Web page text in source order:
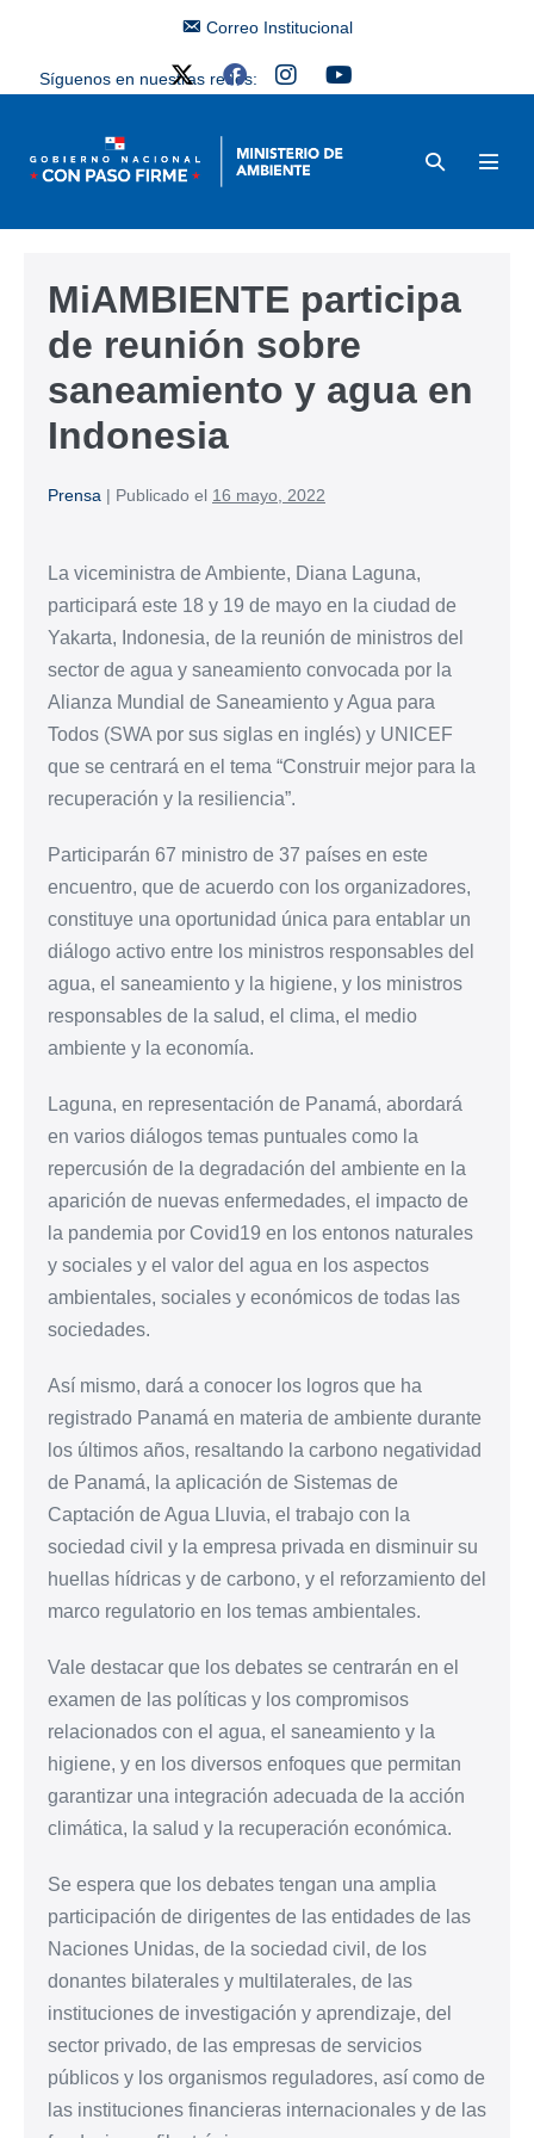
Correo Institucional
Síguenos en nuestras redes:
MiAMBIENTE participa
de reunión sobre
saneamiento y agua en
Indonesia
Prensa | Publicado el 16 mayo, 2022
La viceministra de Ambiente, Diana Laguna,
participará este 18 y 19 de mayo en la ciudad de
Yakarta, Indonesia, de la reunión de ministros del
sector de agua y saneamiento convocada por la
Alianza Mundial de Saneamiento y Agua para
Todos (SWA por sus siglas en inglés) y UNICEF
que se centrará en el tema “Construir mejor para la
recuperación y la resiliencia”.
Participarán 67 ministro de 37 países en este
encuentro, que de acuerdo con los organizadores,
constituye una oportunidad única para entablar un
diálogo activo entre los ministros responsables del
agua, el saneamiento y la higiene, y los ministros
responsables de la salud, el clima, el medio
ambiente y la economía.
Laguna, en representación de Panamá, abordará
en varios diálogos temas puntuales como la
repercusión de la degradación del ambiente en la
aparición de nuevas enfermedades, el impacto de
la pandemia por Covid19 en los entonos naturales
y sociales y el valor del agua en los aspectos
ambientales, sociales y económicos de todas las
sociedades.
Así mismo, dará a conocer los logros que ha
registrado Panamá en materia de ambiente durante
los últimos años, resaltando la carbono negatividad
de Panamá, la aplicación de Sistemas de
Captación de Agua Lluvia, el trabajo con la
sociedad civil y la empresa privada en disminuir su
huellas hídricas y de carbono, y el reforzamiento del
marco regulatorio en los temas ambientales.
Vale destacar que los debates se centrarán en el
examen de las políticas y los compromisos
relacionados con el agua, el saneamiento y la
higiene, y en los diversos enfoques que permitan
garantizar una integración adecuada de la acción
climática, la salud y la recuperación económica.
Se espera que los debates tengan una amplia
participación de dirigentes de las entidades de las
Naciones Unidas, de la sociedad civil, de los
donantes bilaterales y multilaterales, de las
instituciones de investigación y aprendizaje, del
sector privado, de las empresas de servicios
públicos y los organismos reguladores, así como de
las instituciones financieras internacionales y de las